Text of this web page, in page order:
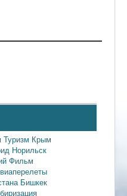
Туризм Крым
Норильск
Фильм
Бишкек